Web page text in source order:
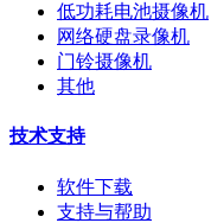
低功耗电池摄像机
网络硬盘录像机
门铃摄像机
其他
技术支持
软件下载
支持与帮助